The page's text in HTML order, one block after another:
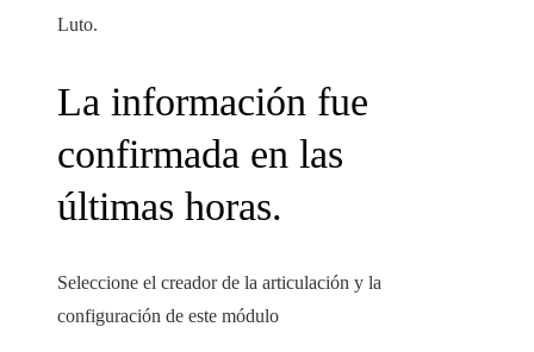
Luto.
La información fue
confirmada en las
últimas horas.
Seleccione el creador de la articulación y la
configuración de este módulo